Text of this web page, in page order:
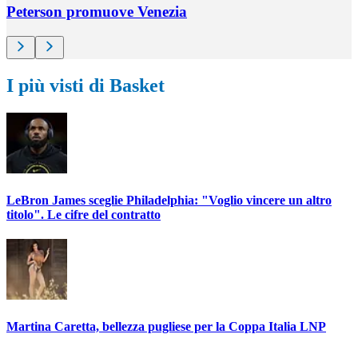
Peterson promuove Venezia
I più visti di Basket
LeBron James sceglie Philadelphia: "Voglio vincere un altro
titolo". Le cifre del contratto
Martina Caretta, bellezza pugliese per la Coppa Italia LNP